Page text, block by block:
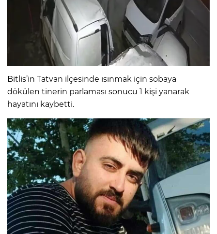
Bitlis’in Tatvan ilçesinde ısınmak için sobaya
dökülen tinerin parlaması sonucu 1 kişi yanarak
hayatını kaybetti.